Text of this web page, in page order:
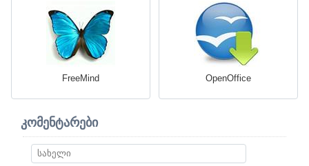
FreeMind OpenOffice
კომენტარები